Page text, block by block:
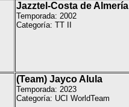
Jazztel-Costa de Almería
Temporada: 2002
Categoría: TT II
(Team) Jayco Alula
Temporada: 2023
Categoría: UCI WorldTeam